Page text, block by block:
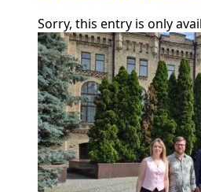
Sorry, this entry is only